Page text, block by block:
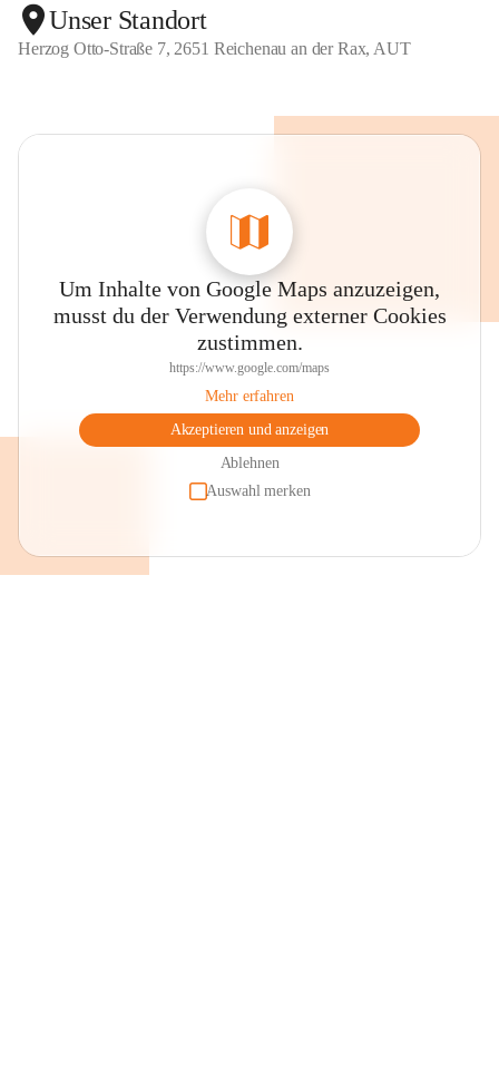
Unser Standort
Herzog Otto-Straße 7, 2651 Reichenau an der Rax, AUT
Um Inhalte von Google Maps anzuzeigen,
musst du der Verwendung externer Cookies
zustimmen.
https://www.google.com/maps
Mehr erfahren
Akzeptieren und anzeigen
Ablehnen
Auswahl merken